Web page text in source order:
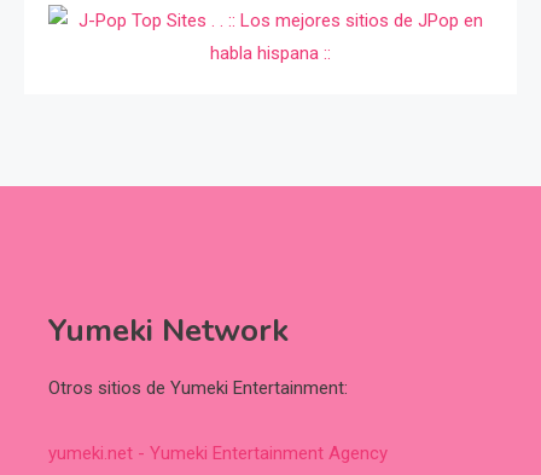
Yumeki Network
Otros sitios de Yumeki Entertainment:
yumeki.net - Yumeki Entertainment Agency